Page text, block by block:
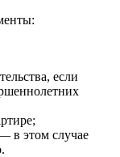
если
в этом случае